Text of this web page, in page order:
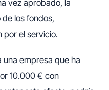
vez aprobado, la
los fondos,
por el servicio.
una empresa que ha
10.000 € con